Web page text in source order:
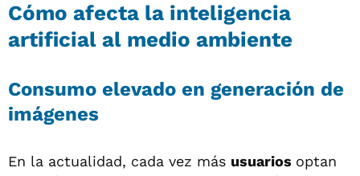
Cómo afecta la inteligencia
artificial al medio ambiente
Consumo elevado en generación de
imágenes
En la actualidad, cada vez más usuarios optan